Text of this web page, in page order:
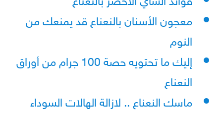
معجون الأسنان بالنعناع قد يمنعك من
النوم
إليك ما تحتويه حصة 100 جرام من أوراق
النعناع
ماسك النعناع .. لازالة الهالات السوداء